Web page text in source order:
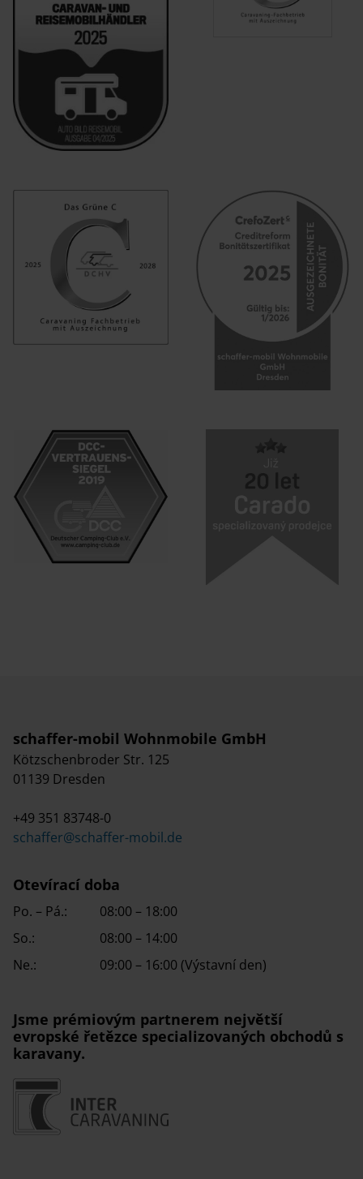
schaffer-mobil Wohnmobile GmbH
Kötzschenbroder Str. 125
01139 Dresden
+49 351 83748-0
schaffer@schaffer-mobil.de
Otevírací doba
Po. – Pá.:
08:00 – 18:00
So.:
08:00 – 14:00
Ne.:
09:00 – 16:00 (Výstavní den)
Jsme prémiovým partnerem největší
evropské řetězce specializovaných obchodů s
karavany.